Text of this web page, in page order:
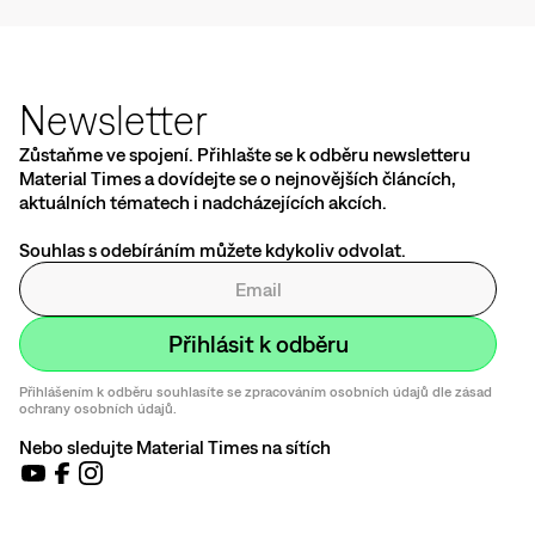
Newsletter
Zůstaňme ve spojení. Přihlašte se k odběru newsletteru
Material Times a dovídejte se o nejnovějších článcích,
aktuálních tématech i nadcházejících akcích.
Souhlas s odebíráním můžete kdykoliv odvolat.
Přihlášením k odběru souhlasíte se zpracováním osobních údajů dle zásad
ochrany osobních údajů.
Nebo sledujte Material Times na sítích